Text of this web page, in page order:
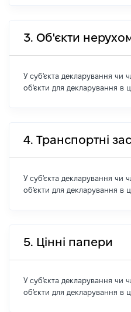
3. Об'єкти
У суб'єкта декларування чи
об'єкти для декларування в
4. Транспортні
У суб'єкта декларування чи
об'єкти для декларування в
5. Цінні папери
У суб'єкта декларування чи
об'єкти для декларування в